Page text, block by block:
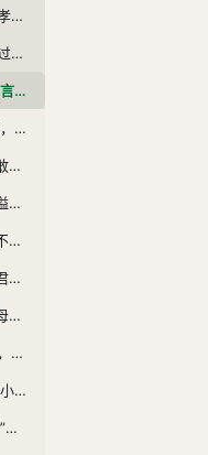
子曰：“昔者明王事父孝，故事天明；事母孝，故事地察；长幼顺，故上下治。天地明察，神明彰矣。故虽天子，必有尊也，言有父也；必有先也，言有兄也。宗庙致敬，不忘亲也；修身慎行，恐辱先也；宗庙致敬，鬼神著矣。孝悌之至，通于神明，光于四海，无所不通。《诗》云：‘自西自东，自南自北，无思不服。’”
子曰：“君子之事上也，进思尽忠，退思补过，将顺其美，匡救其恶。故上下能相亲也。诗云：‘心乎爱矣，遐不谓矣。中心藏之，何日忘之？’”
子曰：“孝子之丧亲也，哭不偯，礼无容，言不文，服美不安，闻乐不乐，食旨不甘，此哀戚之情也。三日而食，教民无以死伤生。毁不灭性，此圣人之政也。丧不过三年，示民有终也。为之棺椁衣衾而举之，陈其簠簋而哀戚之；擗踊哭泣，哀以送之；卜其宅兆，而安措之；为之宗庙，以鬼享之；春秋祭祀，以时思之。生事爱敬，死事哀慼，生民之本尽矣，死生之义备矣，孝子之事亲终矣。”
仲尼居，曾子侍。子曰：“先王有至德要道，以顺天下，民用和睦，上下无怨。汝知之乎？”曾子避席曰：“参不敏，何足以知之？”子曰：“夫孝，德之本也，教之所由生也。复坐，吾语汝。身体发肤，受之父母，不敢毁伤，孝之始也。立身行道，扬名于后世，以显父母，孝之终也。夫孝，始于事亲，中于事君，终于立身。《大雅》云：‘无念尔祖，聿修厥德。’”
子曰：爱亲者，不敢恶于人；敬亲者，不敢慢于人。爱敬尽于事亲，而德教加于百姓，形于四海。蓋天子之孝也。《甫刑》云：“一人有庆，兆民赖之。”
在上不骄，高而不危；制节谨度，满而不溢。高而不危，所以长守贵也；满而不溢，所以长守富也。富贵不离其身，然后能保其社稷，而和其民人。蓋诸侯之孝也。《诗》云：“战战兢兢，如临深渊，如履薄冰。”
非先王之法服，不敢服；非先王之法言，不敢道；非先王之德行，不敢行。是故非法不言，非道不行。口无择言，身无择行。言满天下无口过，行满天下无怨恶。三者备矣，然后能守其宗庙。蓋卿大夫之孝也。《诗》云：“夙夜匪懈，以事一人。
资于事父以事母，而爱同；资于事父以事君，而敬同。故母取其爱，而君取其敬，兼之者父也。故以孝事君则忠，以敬事长则顺。忠顺不失，以事其上，然后能保其禄位，而守其祭祀。蓋士之孝也。《诗》云：“夙兴夜寐，无忝尔所生。”
用天之道，分地之利，谨身节用，以养父母。此庶人之孝也。故自天子至于庶人，孝无终始，而患不及者，未之有也。
曾子曰：“甚哉，孝之大也！”子曰：“夫孝，天之经也，地之义也，民之行也。天地之经，而民是则之。则天之明，因地之利，以顺天下，是以其教不肃而成。其政不严而治。先王见教之可以化民也，是故先之以博爱，而民莫遗其亲；陈之以德义，而民兴行；先之以敬让，而民不争。导之以礼乐，而民和睦；示之以好恶，而民知禁。《诗》云：‘赫赫师尹，民具尔瞻。’”
子曰：“昔者明王之以孝治天下也，不敢遗小国之臣，而况于公、侯、伯、子、男乎？故得万国之欢心，以事其先王。治国者，不敢侮于鳏寡，而况于士民乎？故得百姓之欢心，以事其先君。治家者，不敢失于臣妾，而况于妻子乎？故得人之欢心，以事其亲。夫然，故生则亲安之，祭则鬼飨之。是以天下和平，灾害不生，祸乱不作。故明王之以孝治天下也如此。《诗》云：‘有觉德行，四国顺之。’”
曾子曰：“敢问圣人之德，无以加于孝乎？”子曰：“天地之性，人为贵。人之行，莫大于孝。孝莫大于严父，严父莫大于配天，则周公其人也。昔者，周公郊祀后稷以配天，宗祀文王于明堂以配上帝。是以四海之内，各以其职来祭。夫圣人之德，又何以加于孝乎？故亲生之膝下，以养父母日严。圣人因严以教敬，因亲以教爱。圣人之教不肃而成，其政不严而治。其所因者本也。父子之道，天性也，君臣之义也。父母生之，续莫大焉；君亲临之，厚莫重焉。故不爱其亲而爱他人者，谓之悖德；不敬其亲而敬他人者，谓之悖礼。以顺则逆，民无则焉。不在于善，而皆在于凶德，虽得之，君子所不贵。君子则不然，言思可道，行思可乐，德义可尊，作事可法，容止可观，进退可度，以临其民。是以其民畏而爱之，则而象之，故能成其德教，而行其政令。《诗》云：‘淑人君子，其仪不忒’。”